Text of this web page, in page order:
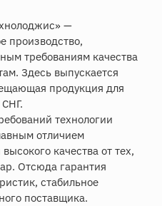
—
производство,
требованиям качества
Здесь выпускается
продукция для
технологии
отличием
качества от тех,
Отсюда гарантия
стабильное
поставщика.